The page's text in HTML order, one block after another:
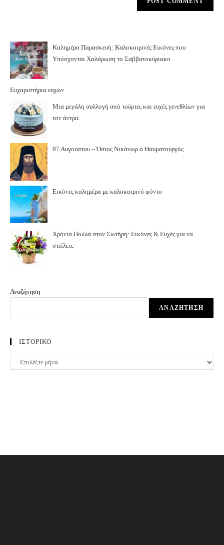
Καλημέρα Παρασκευή: Καλοκαιρινές Εικόνες που
Υπόσχονται Χαλάρωση το Σαββατοκύριακο
Ευχαριστήρια ευχών
Μια μεγάλη συλλογή από τούρτες και ευχές γενεθλίων για
τον άντρα.
07 Αυγούστου – Όσιος Νικάνωρ ο Θαυματουργός
Εικόνες καλημέρα με καλοκαιρινό φόντο
Χρόνια Πολλά στον Σωτήρη: Εικόνες & Ευχές για να
στείλετε
Αναζήτηση
ΑΝΑΖΉΤΗΣΗ
ΙΣΤΟΡΙΚΟ
ΙΣΤΟΡΙΚΟ